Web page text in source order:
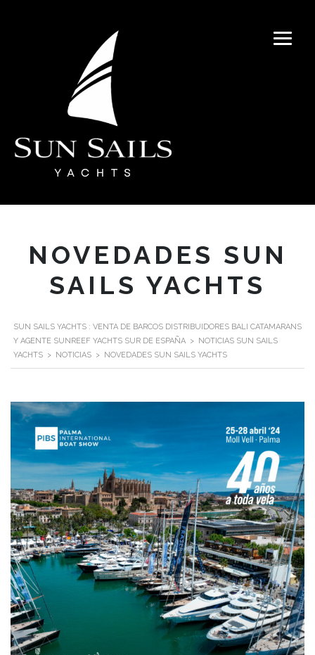
NOVEDADES SUN
SAILS YACHTS
SUN SAILS YACHTS : VENTA DE BARCOS DISTRIBUIDORES BALI CATAMARANS
Y AGENTE SUNREEF YACHTS SUR DE ESPAÑA >
NOTICIAS SUN SAILS
YACHTS > NOTICIAS > NOVEDADES SUN SAILS YACHTS